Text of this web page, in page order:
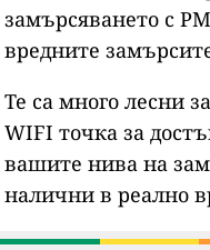
замърсяването с
вредните
Те са много лесни
WIFI точка за
вашите нива на
налични в реално